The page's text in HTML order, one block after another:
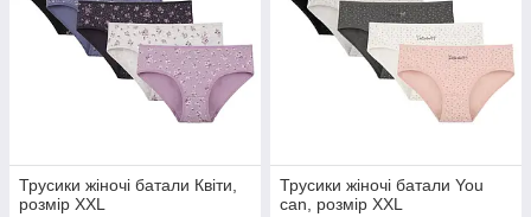
Трусики жіночі батали Квіти,
розмір XXL
Трусики жіночі батали You
can, розмір XXL